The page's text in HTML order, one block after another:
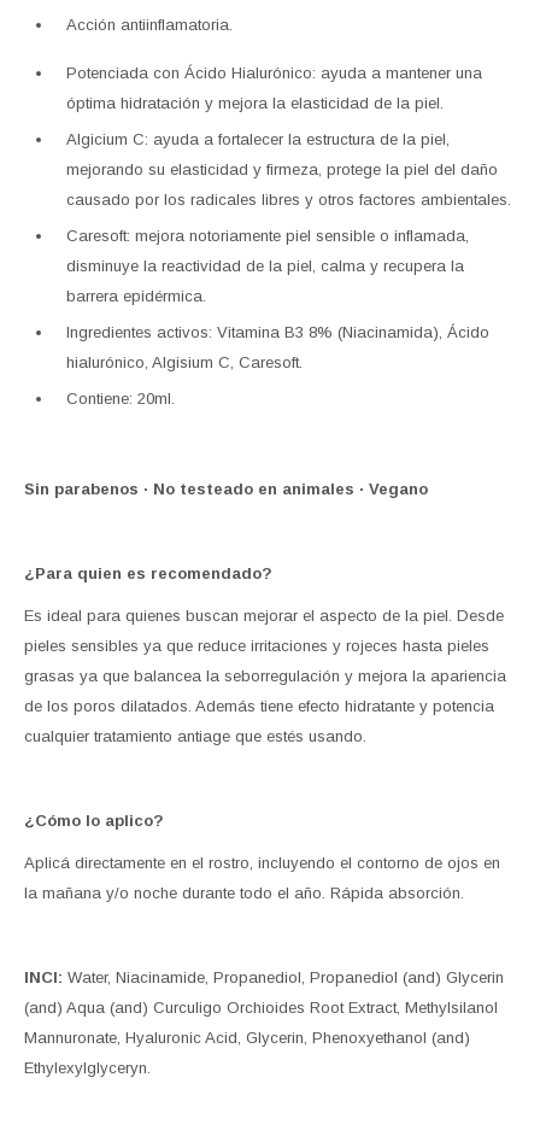
Acción antiinflamatoria.
Potenciada con Ácido Hialurónico: ayuda a mantener una
óptima hidratación y mejora la elasticidad de la piel.
Algicium C: ayuda a fortalecer la estructura de la piel,
mejorando su elasticidad y firmeza, protege la piel del daño
causado por los radicales libres y otros factores ambientales.
Caresoft: mejora notoriamente piel sensible o inflamada,
disminuye la reactividad de la piel, calma y recupera la
barrera epidérmica.
Ingredientes activos: Vitamina B3 8% (Niacinamida), Ácido
hialurónico, Algisium C, Caresoft.
Contiene: 20ml.
Sin parabenos · No testeado en animales · Vegano
¿Para quien es recomendado?
Es ideal para quienes buscan mejorar el aspecto de la piel. Desde
pieles sensibles ya que reduce irritaciones y rojeces hasta pieles
grasas ya que balancea la seborregulación y mejora la apariencia
de los poros dilatados. Además tiene efecto hidratante y potencia
cualquier tratamiento antiage que estés usando.
¿Cómo lo aplico?
Aplicá directamente en el rostro, incluyendo el contorno de ojos en
la mañana y/o noche durante todo el año. Rápida absorción.
INCI: Water, Niacinamide, Propanediol, Propanediol (and) Glycerin
(and) Aqua (and) Curculigo Orchioides Root Extract, Methylsilanol
Mannuronate, Hyaluronic Acid, Glycerin, Phenoxyethanol (and)
Ethylexylglyceryn.